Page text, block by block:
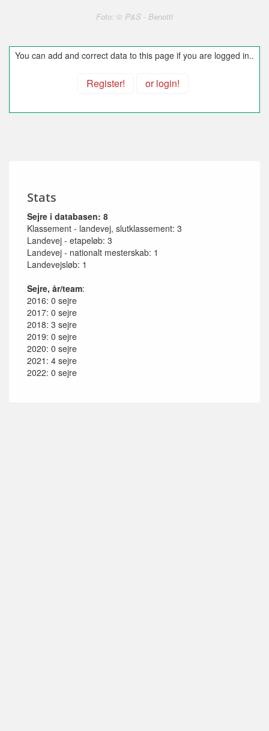
Foto: © P&S - Benotti
You can add and correct data to this page if you are logged in..
Register! or login!
Stats
Sejre i databasen: 8
Klassement - landevej, slutklassement: 3
Landevej - etapeløb: 3
Landevej - nationalt mesterskab: 1
Landevejsløb: 1
Sejre, år/team:
2016: 0 sejre
2017: 0 sejre
2018: 3 sejre
2019: 0 sejre
2020: 0 sejre
2021: 4 sejre
2022: 0 sejre